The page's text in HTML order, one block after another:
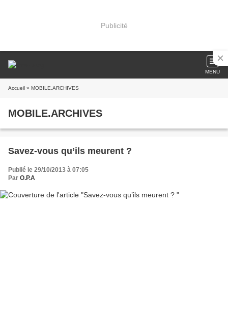
Publicité
MENU
Accueil » MOBILE.ARCHIVES
MOBILE.ARCHIVES
Savez-vous qu’ils meurent ?
Publié le 29/10/2013 à 07:05
Par O.P.A